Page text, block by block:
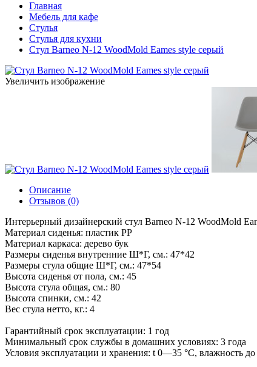
Главная
Мебель для кафе
Стулья
Стулья для кухни
Стул Barneo N-12 WoodMold Eames style серый
Увеличить изображение
Описание
Отзывов (0)
Интерьерный дизайнерский стул Barneo N-12 WoodMold
Материал сиденья: пластик PP
Материал каркаса: дерево бук
Размеры сиденья внутренние Ш*Г, см.: 47*42
Размеры стула общие Ш*Г, см.: 47*54
Высота сиденья от пола, см.: 45
Высота стула общая, см.: 80
Высота спинки, см.: 42
Вес стула нетто, кг.: 4
Гарантийный срок эксплуатации: 1 год
Минимальный срок службы в домашних условиях: 3 года
Условия эксплуатации и хранения: t 0—35 °С, влажность до